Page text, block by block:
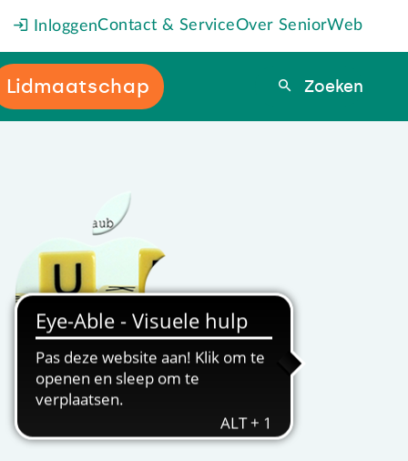
InloggenContact & ServiceOver SeniorWeb
Lidmaatschap Zoeken
Zoeken